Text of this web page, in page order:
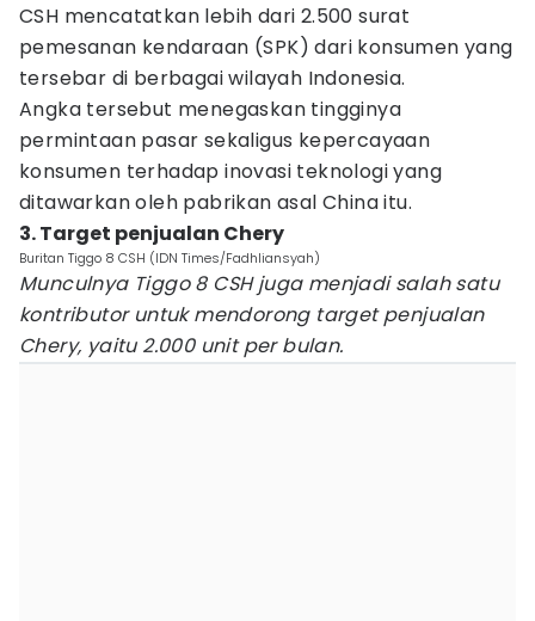
CSH mencatatkan lebih dari 2.500 surat
pemesanan kendaraan (SPK) dari konsumen yang
tersebar di berbagai wilayah Indonesia.
Angka tersebut menegaskan tingginya
permintaan pasar sekaligus kepercayaan
konsumen terhadap inovasi teknologi yang
ditawarkan oleh pabrikan asal China itu.
3. Target penjualan Chery
Buritan Tiggo 8 CSH (IDN Times/Fadhliansyah)
Munculnya Tiggo 8 CSH juga menjadi salah satu
kontributor untuk mendorong target penjualan
Chery, yaitu 2.000 unit per bulan.